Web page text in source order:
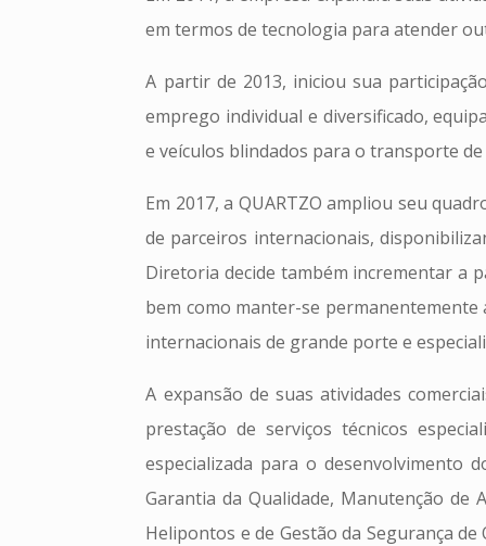
em termos de tecnologia para atender
A partir de 2013, iniciou sua
emprego individual e diversificado,
e veículos blindados para o transporte
Em 2017, a QUARTZO ampliou seu
de parceiros internacionais,
Diretoria decide também incrementar a
bem como manter-se permanentemente
internacionais de grande porte e
A expansão de suas atividades
prestação de serviços técnicos
especializada para o desenvolvimento
Garantia da Qualidade, Manutenção
Helipontos e de Gestão da Segurança